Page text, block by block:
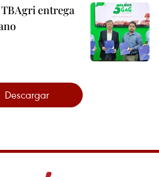
entrega
Descargar